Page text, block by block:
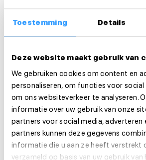
Toestemming Details
Deze website maakt gebruik van
We gebruiken cookies om content en
personaliseren, om functies voor
om ons websiteverkeer te analyseren.
informatie over uw gebruik van onze
partners voor social media, adverteren
partners kunnen deze gegevens
informatie die u aan ze heeft verstrekt
verzameld op basis van uw gebruik van
Functie-eisen
Is deze vacature je op het lijf
Solliciteer dan direct!
Solliciteer direct
Solliciteer binnen 1 minuut